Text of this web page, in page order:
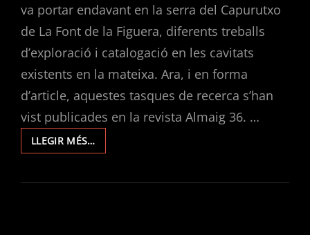
va portar endavant en la serra del Capurutxo
de La Font de la Figuera, diferents treballs
d’exploració i catalogació en les cavitats
existents en la mateixa. Ara, i en forma
d’article, aquestes tasques de recerca s’han
vist publicades en la revista Almaig 36. …
LLEGIR MÉS…
EN
CAPURUTXO.